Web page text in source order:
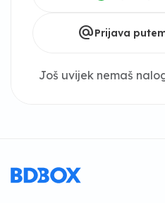
alternate_emailPrijava
Još uvijek nemaš